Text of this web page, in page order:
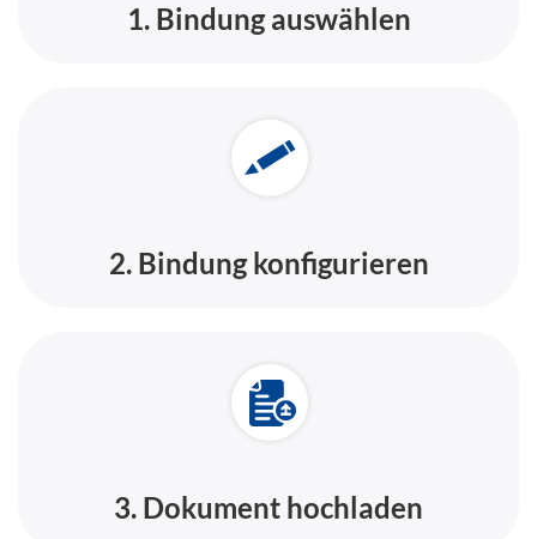
1. Bindung auswählen
2. Bindung konfigurieren
3. Dokument hochladen